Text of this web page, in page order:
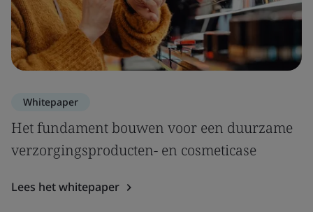
Whitepaper
Het fundament bouwen voor een duurzame
verzorgingsproducten- en cosmeticase
Lees het whitepaper